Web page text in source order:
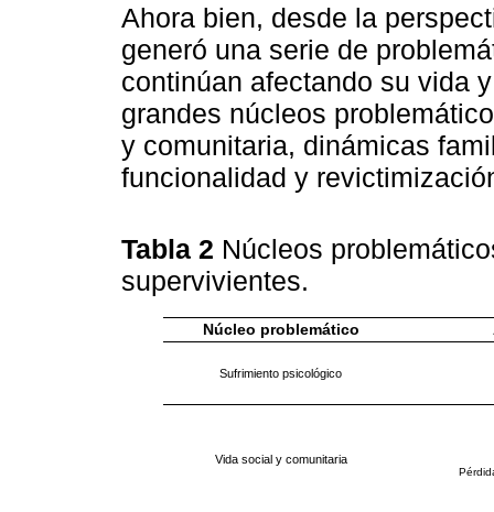
Ahora bien, desde la
generó una serie de
continúan afectando su vida
grandes núcleos
y comunitaria, dinámicas
funcionalidad y
Tabla 2 Núcleos
supervivientes.
Núcleo problemático
Sufrimiento psicológico
Vida social y comunitaria